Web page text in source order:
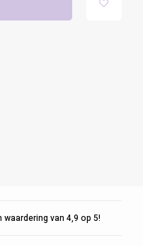
van 4,9 op 5!